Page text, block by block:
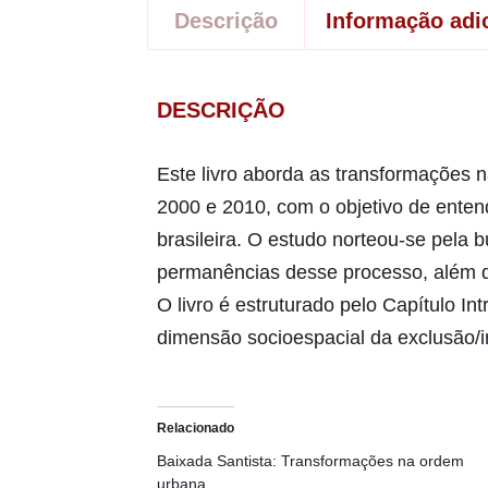
Descrição Informação
DESCRIÇÃO
Este livro aborda as transformações
2000 e 2010, com o objetivo de
brasileira. O estudo norteou-se pela
permanências desse processo,
O livro é estruturado pelo Capítulo
dimensão socioespacial da
Relacionado
Baixada Santista: Transformações na ordem
urbana